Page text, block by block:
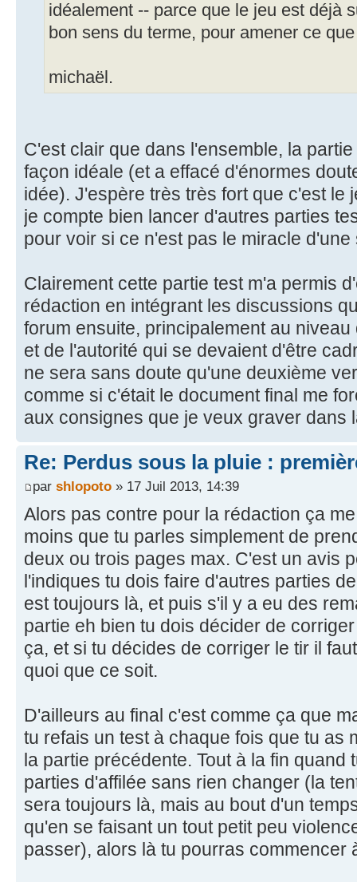
idéalement -- parce que le jeu est déjà
bon sens du terme, pour amener ce
michaël.
C'est clair que dans l'ensemble, la
façon idéale (et a effacé d'énormes
idée). J'espère très très fort que c'est le
je compte bien lancer d'autres parties
pour voir si ce n'est pas le miracle d'une
Clairement cette partie test m'a permis
rédaction en intégrant les discussions
forum ensuite, principalement au
et de l'autorité qui se devaient d'être
ne sera sans doute qu'une deuxième
comme si c'était le document final me
aux consignes que je veux graver dans
Re: Perdus sous la pluie :
par shlopoto » 17 Juil 2013, 14:39
Alors pas contre pour la rédaction ça
moins que tu parles simplement de
deux ou trois pages max. C'est un avis
l'indiques tu dois faire d'autres parties
est toujours là, et puis s'il y a eu des
partie eh bien tu dois décider de
ça, et si tu décides de corriger le tir il
quoi que ce soit.
D'ailleurs au final c'est comme ça que
tu refais un test à chaque fois que tu as
la partie précédente. Tout à la fin quand
parties d'affilée sans rien changer (la
sera toujours là, mais au bout d'un
qu'en se faisant un tout petit peu
passer), alors là tu pourras commencer